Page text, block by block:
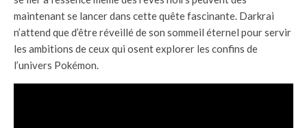
maintenant se lancer dans cette quête fascinante. Darkrai
n’attend que d’être réveillé de son sommeil éternel pour servir
les ambitions de ceux qui osent explorer les confins de
l’univers Pokémon.